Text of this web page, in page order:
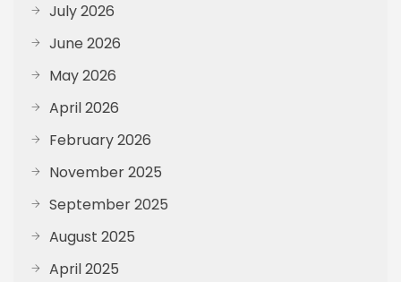
July 2026
June 2026
May 2026
April 2026
February 2026
November 2025
September 2025
August 2025
April 2025